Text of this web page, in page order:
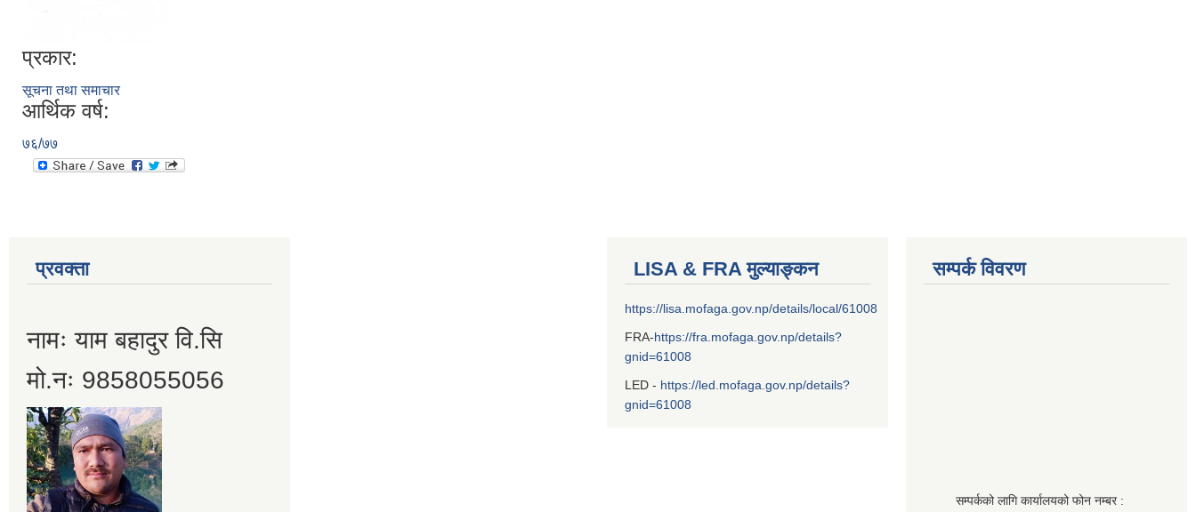
प्रकार:
सूचना तथा समाचार
आर्थिक वर्ष:
७६/७७
प्रवक्ता
नामः याम बहादुर वि.सि
मो.नः 9858055056
LISA & FRA मुल्याङ्कन
https://lisa.mofaga.gov.np/details/local/61008
FRA-https://fra.mofaga.gov.np/details?
gnid=61008
LED - https://led.mofaga.gov.np/details?
gnid=61008
सम्पर्क विवरण
सम्पर्कको लागि कार्यालयको फोन नम्बर :